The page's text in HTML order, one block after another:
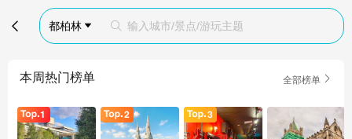
 都柏林   输入城市/景点/游玩主题
本周热门榜单 全部榜单 